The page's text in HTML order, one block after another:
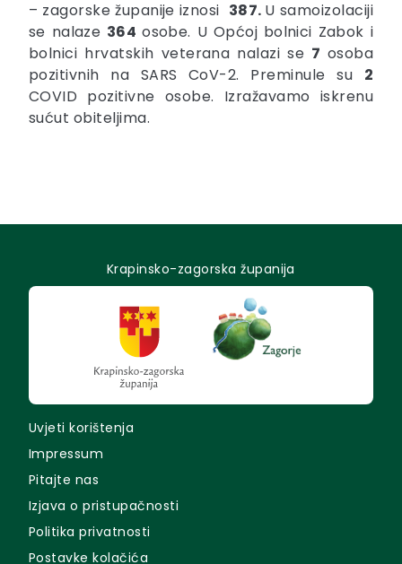
– zagorske županije iznosi 387. U samoizolaciji
se nalaze 364osobe. U Općoj bolnici Zabok i
bolnici hrvatskih veterana nalazi se 7 osoba
pozitivnih na SARS CoV-2. Preminule su 2
COVID pozitivne osobe. Izražavamo iskrenu
sućut obiteljima.
Krapinsko-zagorska županija
Uvjeti korištenja
Impressum
Pitajte nas
Izjava o pristupačnosti
Politika privatnosti
Postavke kolačića